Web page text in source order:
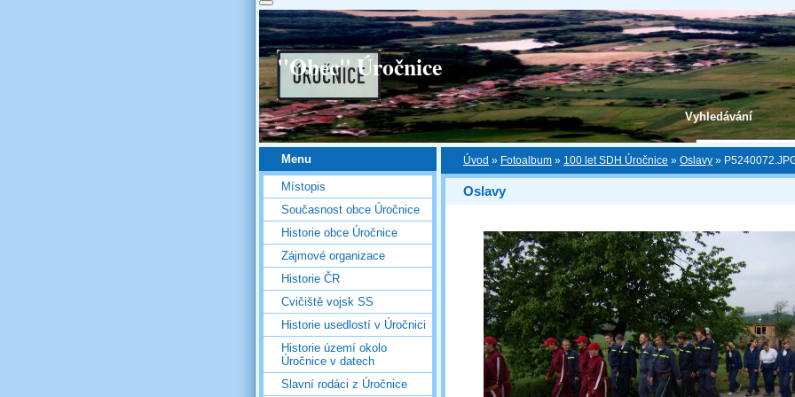
Vyhledávání
"Obec" Úročnice
Úvod » Fotoalbum » 100 let SDH Úročnice » Oslavy »
Oslavy
Menu
Místopis
Současnost obce Úročnice
Historie obce Úročnice
Zájmové organizace
Historie ČR
Cvičiště vojsk SS
Historie usedlostí v Úročnici
Historie území okolo
Úročnice v datech
Slavní rodáci z Úročnice